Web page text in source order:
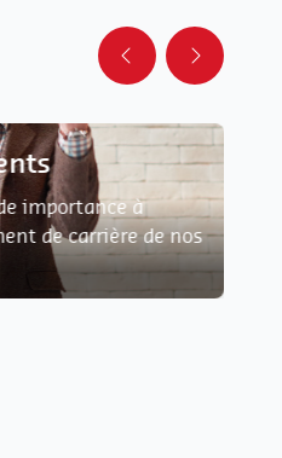
importance à
de carrière de nos